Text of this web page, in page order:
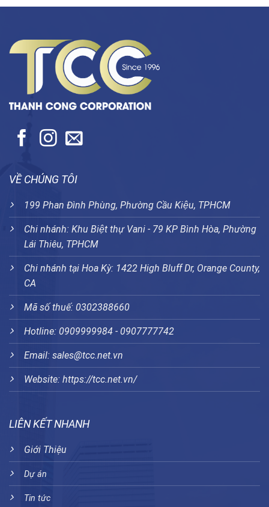
VỀ CHÚNG TÔI
199 Phan Đình Phùng, Phường Cầu Kiệu, TPHCM
Chi nhánh: Khu Biệt thự Vani - 79 KP Bình Hòa, Phường
Lái Thiêu, TPHCM
Chi nhánh tại Hoa Kỳ: 1422 High Bluff Dr, Orange County,
CA
Mã số thuế: 0302388660
Hotline: 0909999984 - 0907777742
Email: sales@tcc.net.vn
Website: https://tcc.net.vn/
LIÊN KẾT NHANH
Giới Thiệu
Dự án
Tin tức